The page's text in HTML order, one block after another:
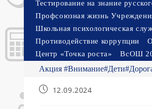
Тестирование на знание
Профсоюзная жизнь
Школьная психологическая
Противодействие коррупции
Центр «Точка роста»
ВсОШ
Акция
Запись12.09.2024